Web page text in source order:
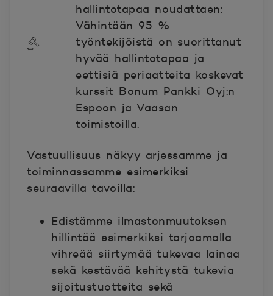
hallintotapaa noudattaen:
Vähintään 95 %
työntekijöistä on suorittanut
hyvää hallintotapaa ja
eettisiä periaatteita koskevat
kurssit Bonum Pankki Oyj:n
Espoon ja Vaasan
toimistoilla.
Vastuullisuus näkyy arjessamme ja
toiminnassamme esimerkiksi
seuraavilla tavoilla:
Edistämme ilmastonmuutoksen
hillintää esimerkiksi tarjoamalla
vihreää siirtymää tukevaa lainaa
sekä kestävää kehitystä tukevia
sijoitustuotteita sekä